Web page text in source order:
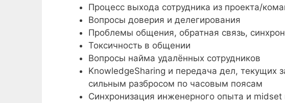
Процесс выхода сотрудника из проекта/
Вопросы доверия и делегирования
Проблемы общения, обратная связь,
Токсичность в общении
Вопросы найма удалённых сотрудников
KnowledgeSharing и передача дел,
сильным разбросом по часовым поясам
Синхронизация инженерного опыта и